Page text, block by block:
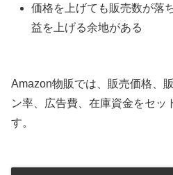
価格を上げても販売数が落
益を上げる余地がある
Amazon物販では、販売価格、
ン率、広告費、在庫資金をセッ
す。